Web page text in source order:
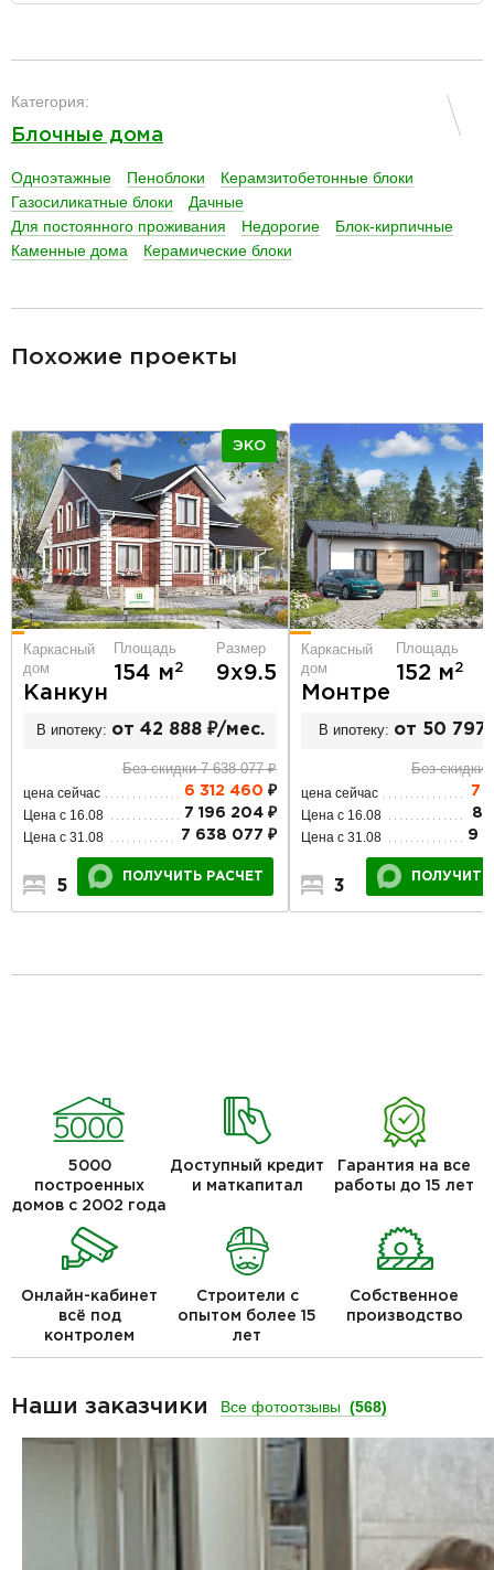
Категория:
Блочные дома
Одноэтажные Пеноблоки
Керамзитобетонные блоки
Газосиликатные блоки
Дачные
Для постоянного проживания
Недорогие
Блок-кирпичные
Каменные дома
Керамические блоки
Похожие проекты
ЭКО
Каркасный
дом
Канкун
Площадь
154 м2
Размер
9х9.5
В ипотеку: от 42 888 ₽/мес.
Без скидки 7 638 077 ₽
цена сейчас 6 312 460 ₽
Цена с 16.08 7 196 204 ₽
Цена с 31.08 7 638 077 ₽
5 3 2
ПОЛУЧИТЬ РАСЧЕТ
Каркасный
дом
Монтре
Площадь
152 м2
В ипотеку: от 50 797
Без скидки
цена сейчас 7
Цена с 16.08 8
Цена с 31.08 9
3
ПОЛУЧИТЬ
5000
построенных
домов с 2002 года
Доступный кредит
и маткапитал
Гарантия на все
работы до 15 лет
Онлайн-кабинет
всё под
контролем
Строители с
опытом более 15
лет
Собственное
производство
Наши заказчики Все фотоотзывы (568)